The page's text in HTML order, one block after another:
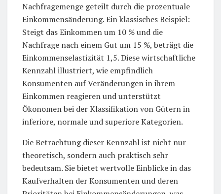
Nachfragemenge geteilt durch die prozentuale
Einkommensänderung. Ein klassisches Beispiel:
Steigt das Einkommen um 10 % und die
Nachfrage nach einem Gut um 15 %, beträgt die
Einkommenselastizität 1,5. Diese wirtschaftliche
Kennzahl illustriert, wie empfindlich
Konsumenten auf Veränderungen in ihrem
Einkommen reagieren und unterstützt
Ökonomen bei der Klassifikation von Gütern in
inferiore, normale und superiore Kategorien.
Die Betrachtung dieser Kennzahl ist nicht nur
theoretisch, sondern auch praktisch sehr
bedeutsam. Sie bietet wertvolle Einblicke in das
Kaufverhalten der Konsumenten und deren